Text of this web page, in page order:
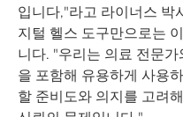
입니다,"라고 라이너스 박
지털 헬스 도구만으로는
니다. "우리는 의료 전문
을 포함해 유용하게 사용
할 준비도와 의지를 고려